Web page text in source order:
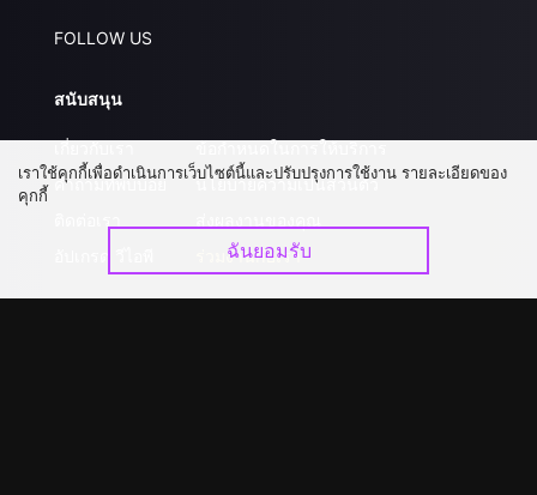
FOLLOW US
สนับสนุน
คำถามที่พบบ่อย
นโยบายความเป็นส่วนตัว
ร่วมงานกับเรา
เราใช้คุกกี้เพื่อดำเนินการเว็บไซต์นี้และปรับปรุงการใช้งาน รายละเอียดของ
คุกกี้
ฉันยอมรับ